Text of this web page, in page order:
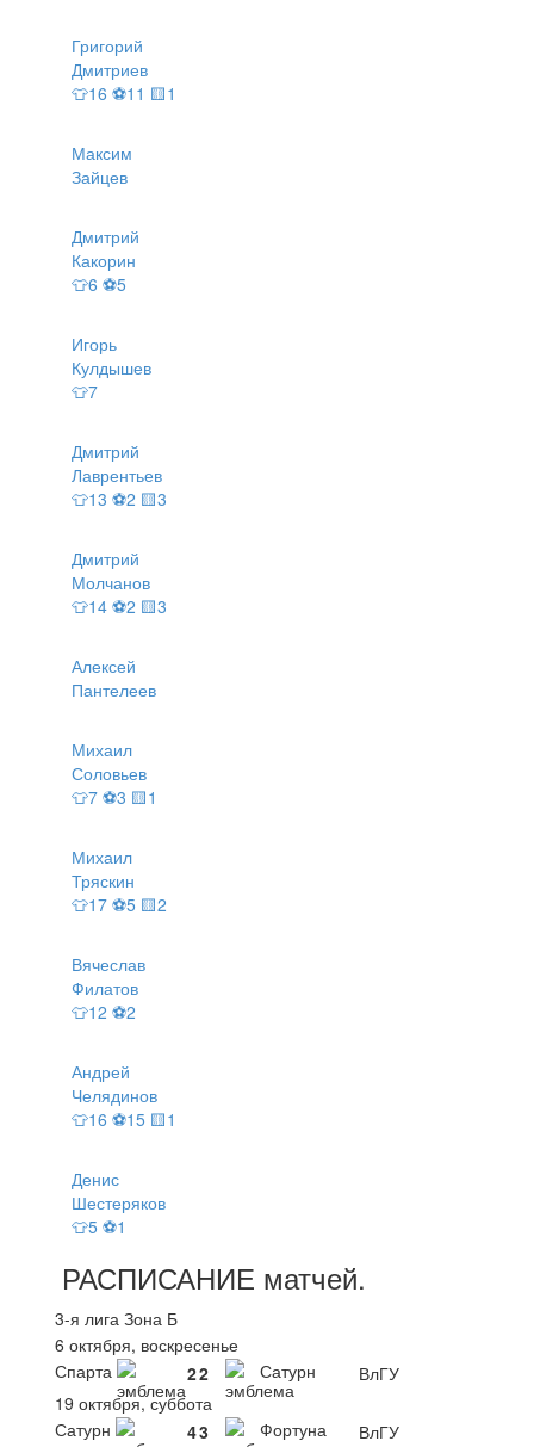
Григорий
Дмитриев
👕16 ⚽11 🟨1
Максим
Зайцев
Дмитрий
Какорин
👕6 ⚽5
Игорь
Кулдышев
👕7
Дмитрий
Лаврентьев
👕13 ⚽2 🟨3
Дмитрий
Молчанов
👕14 ⚽2 🟨3
Алексей
Пантелеев
Михаил
Соловьев
👕7 ⚽3 🟨1
Михаил
Тряскин
👕17 ⚽5 🟨2
Вячеслав
Филатов
👕12 ⚽2
Андрей
Челядинов
👕16 ⚽15 🟨1
Денис
Шестеряков
👕5 ⚽1
РАСПИСАНИЕ матчей.
3-я лига Зона Б
6 октября, воскресенье
Спарта
22 Сатурн
ВлГУ
19 октября, суббота
Сатурн
43 Фортуна
ВлГУ